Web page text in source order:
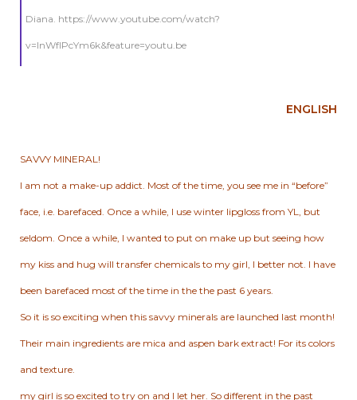
Diana. https://www.youtube.com/watch?
v=lnWfIPcYm6k&feature=youtu.be
ENGLISH
SAVVY MINERAL!
I am not a make-up addict. Most of the time, you see me in “before”
face, i.e. barefaced. Once a while, I use winter lipgloss from YL, but
seldom. Once a while, I wanted to put on make up but seeing how
my kiss and hug will transfer chemicals to my girl, I better not. I have
been barefaced most of the time in the the past 6 years.
So it is so exciting when this savvy minerals are launched last month!
Their main ingredients are mica and aspen bark extract! For its colors
and texture.
my girl is so excited to try on and I let her. So different in the past